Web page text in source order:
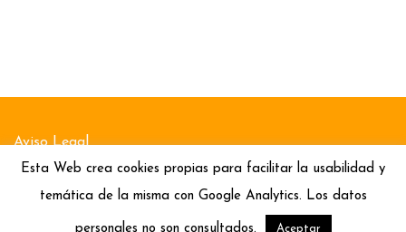
Aviso Legal
Esta Web crea cookies propias para facilitar la usabilidad y
temática de la misma con Google Analytics. Los datos
personales no son consultados. Aceptar